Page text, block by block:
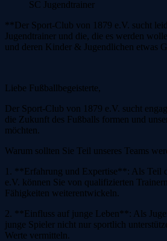
SC Jugendtrainer
**Der Sport-Club von 1879 e.V. sucht
Jugendtrainer und die, die es werden
und deren Kinder & Jugendlichen etwas
Liebe Fußballbegeisterte,
Der Sport-Club von 1879 e.V. sucht
die Zukunft des Fußballs formen und
möchten.
Warum sollten Sie Teil unseres Teams
1. **Erfahrung und Expertise**: Als Teil
e.V. können Sie von qualifizierten
Fähigkeiten weiterentwickeln.
2. **Einfluss auf junge Leben**: Als
junge Spieler nicht nur sportlich
Werte vermitteln.